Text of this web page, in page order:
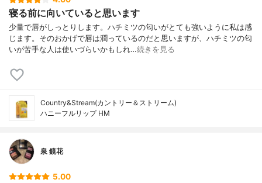
寝る前に向いていると思います
少量で唇がしっとりします。ハチミツの匂いがとても強いように私は感
じます。そのおかげで唇は潤っているのだと思いますが、ハチミツの匂
いが苦手な人は使いづらいかもしれ…続きを見る
Country&Stream(カントリー＆ストリーム)
ハニーフルリップ HM
泉 鏡花
5.00